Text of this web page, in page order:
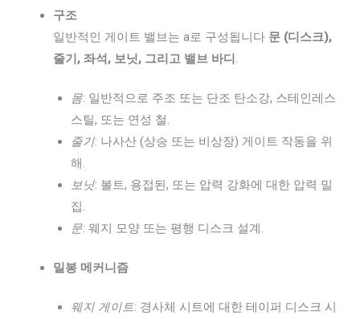
구조
일반적인 게이트 밸브는 a로 구성됩니다 문 (디스크),
줄기, 좌석, 보닛, 그리고 밸브 바디 .
몸: 일반적으로 주조 또는 단조 탄소강, 스테인레스
스틸, 또는 연성 철.
줄기: 나사산 (상승 또는 비상장) 게이트 작동을 위
해.
보닛: 볼트, 용접된, 또는 압력 강화에 대한 압력 밀
집.
문: 웨지 모양 또는 평행 디스크 설계.
밀봉 메커니즘
웨지 게이트: 경사체 시트에 대한 테이퍼 디스크 시